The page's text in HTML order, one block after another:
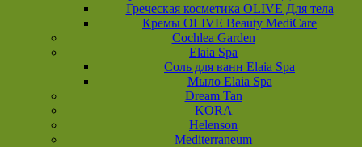
Греческая косметика OLIVE Для тела
Кремы OLIVE Beauty MediCare
Cochlea Garden
Elaia Spa
Соль для ванн Elaia Spa
Мыло Elaia Spa
Dream Tan
KORA
Helenson
Mediterraneum